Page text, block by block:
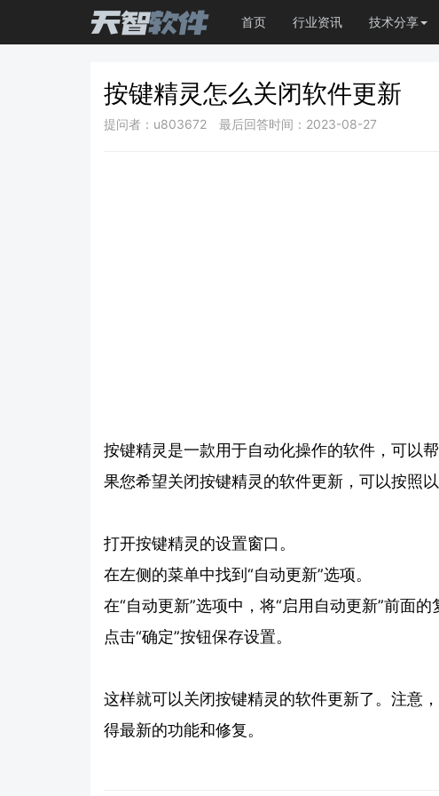
首页 行业资讯 技术分享
按键精灵怎么关闭软件更新
提问者：u803672 最后回答时间：2023-08-27
按键精灵是一款用于自动化操作的软件，可以
果您希望关闭按键精灵的软件更新，可以按照以
打开按键精灵的设置窗口。
在左侧的菜单中找到“自动更新”选项。
在“自动更新”选项中，将“启用自动更新”前面的
点击“确定”按钮保存设置。
这样就可以关闭按键精灵的软件更新了。注意
得最新的功能和修复。